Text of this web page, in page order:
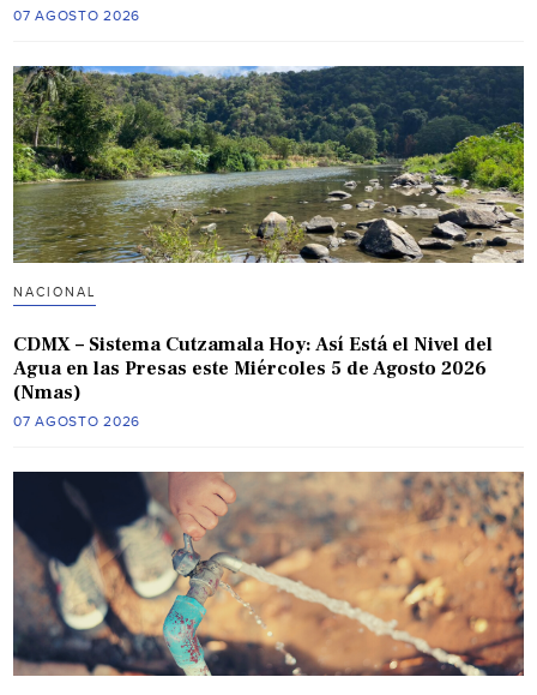
07 AGOSTO 2026
NACIONAL
CDMX – Sistema Cutzamala Hoy: Así Está el Nivel del
Agua en las Presas este Miércoles 5 de Agosto 2026
(Nmas)
07 AGOSTO 2026